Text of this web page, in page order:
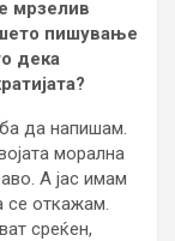
мрзелив
пишување
дека
да напишам.
морална
А јас имам
се откажам.
среќен,